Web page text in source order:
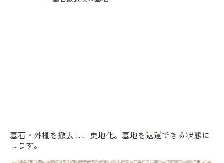
墓石・外柵を撤去し、更地化。墓地を返還できる状態に
します。